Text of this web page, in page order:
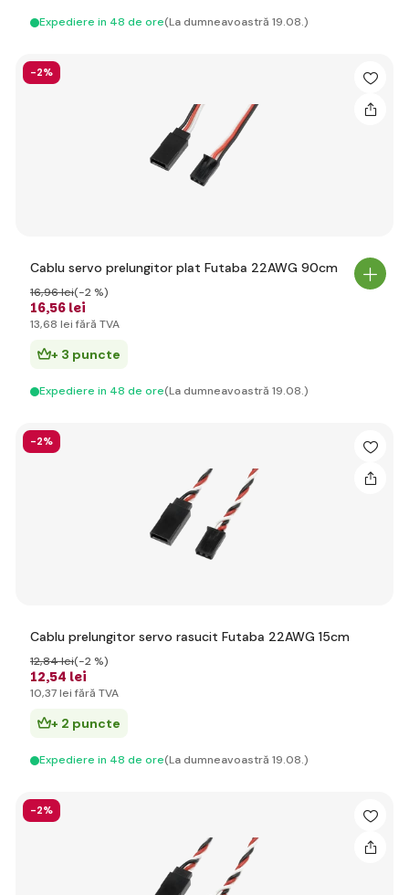
Expediere in 48 de ore(La dumneavoastră 19.08.)
-2%
Cablu servo prelungitor plat Futaba 22AWG 90cm
16,56 lei
16,96 lei(-2 %)
13,68 lei fără TVA
+ 3 puncte
Expediere in 48 de ore(La dumneavoastră 19.08.)
-2%
Cablu prelungitor servo rasucit Futaba 22AWG 15cm
12,54 lei
12,84 lei(-2 %)
10,37 lei fără TVA
+ 2 puncte
Expediere in 48 de ore(La dumneavoastră 19.08.)
-2%